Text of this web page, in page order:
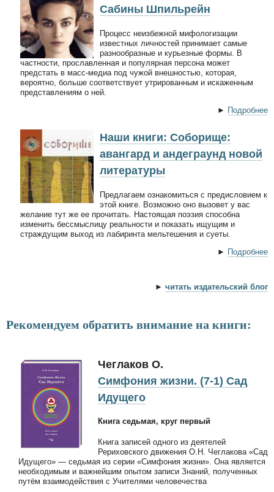
Сабины Шпильрейн
Процесс неизбежной мифологизации
известных личностей принимает самые
разнообразные и курьезные формы. В
частности, прославленная и популярная персона может
предстать в масс-медиа под чужой внешностью, которая,
вероятно, больше соответствует утрированным и искаженным
представлениям о ней.
► Подробнее
Наши книги: Соборище:
авангард и андеграунд новой
литературы
Предлагаем ознакомиться с предисловием к
этой книге. Возможно оно вызовет у вас
желание тут же ее прочитать. Настоящая поэзия способна
изменить бессмыслицу реальности и показать ищущим и
страждущим выход из лабиринта мельтешения и суеты.
► Подробнее
► читать издательский блог
Рекомендуем обратить внимание на книги:
Чеглаков О.
Симфония жизни. (7-1) Сад
Идущего
Книга седьмая, круг первый
Книга записей одного из деятелей
Рериховского движения О.Н. Чеглакова «Сад
Идущего» — седьмая из серии «Симфония жизни». Она является
необходимым и важнейшим опытом записи Знаний, полученных
путём взаимодействия с Учителями человечества